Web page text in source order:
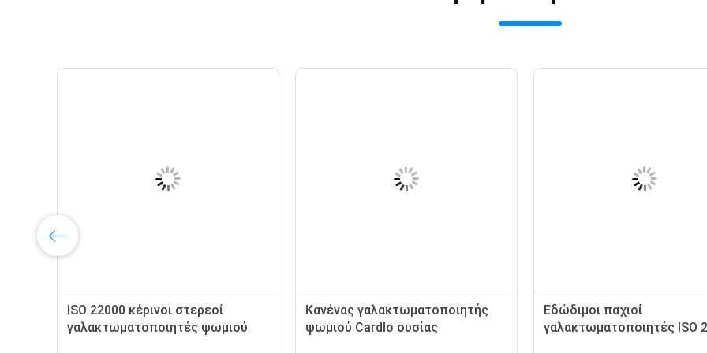
204-664-4 αποσταγμένο
Monostearate GMS99 γλυκερίνης
Βαθμός τροφίμων GMS 90
Glyceryl Monostearate
Εγκεκριμένα ο ISO συστατικά
βελτιωτών ψησίματος βαθμού